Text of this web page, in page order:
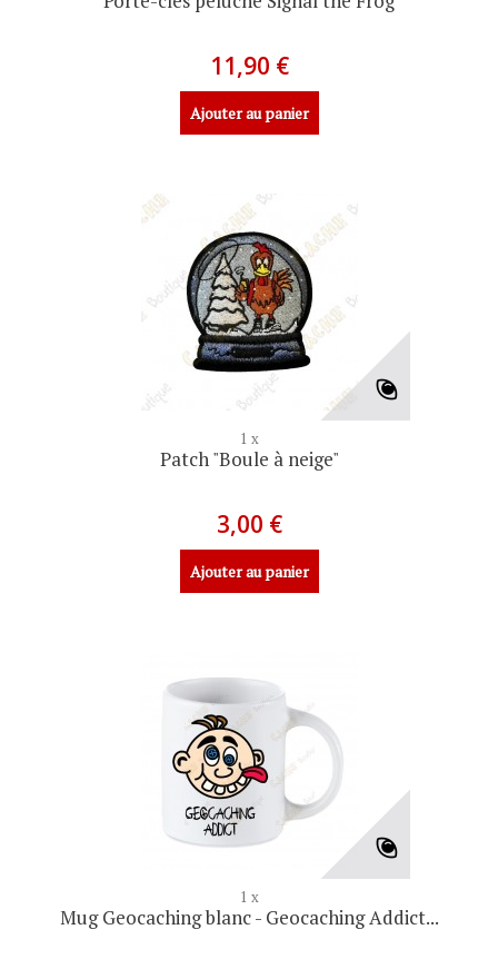
11,90 €
Ajouter au panier
1 x
Patch "Boule à neige"
3,00 €
Ajouter au panier
1 x
Mug Geocaching blanc - Geocaching Addict...